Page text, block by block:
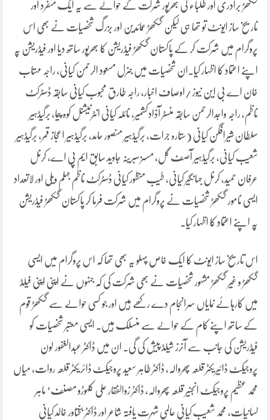
گکھڑ برادری اور طلباء کی بھرپور شرکت کے حوالے سے یہ ایک منفرد اور
تاریخ ساز ایونٹ تو تھا ہی لیکن گکھڑ عمائدین اور بزرگ شخصیات نے بھی اس
پروگرام میں شرکت کر کے پاکستان گکھڑ فیڈریشن کا بھرپور ساتھ دیا اور فیڈریشن پہ
اپنے اعتماد کا اظہار کیا۔ان شخصیات میں جنرل مسعود الرحمن کیانی، راجہ مہتاب
خان اے بی این نیوز /اوصاف اخبار، راجہ طارق محبوب کیانی سابقہ ڈسٹرکٹ
ناظم، راجہ واجدالرحمن سابقہ منسٹر آذادکشمیر، نائلہ کیانی انٹرنیشنل کوہ پیما، برگیڈہیر
سلطان شیرافگن کیانی (ستارہ جرات، برگیڈہیر منصور حامد، برگیڈہیر اعجاز قمر، برگیڈہیر
شعیب کیانی، برگیڈہیر آصف گل، مسسز سبرینہ جاوید سابق ایم پی اے، کرنل
عرفان حمید، کرنل جہانگیر کیانی، طیب منظور کیانی ڈسٹرکٹ ناظم جہلم ویلی اور لاتعداد
ایسی نامور گکھڑ شخصیات نے پروگرام میں شرکت فرما کر پاکستان گکھڑ فیڈریشن
پہ اپنے اعتماد کا اظہار کیا۔
اس تاریخ ساز ایونٹ کا ایک خاص پہلو یہ بھی تھا کہ اس پروگرام میں ایسی
گکھڑ و غیر گکھڑ مشہور شخصیات نے بھی شرکت کی کہ جنہوں نے اپنی اپنی فیلڈ
میں کارہائے نمایاں سرانجام دے رکھے ہیں اور جو کسی حوالے سے گکھڑ قوم
کے ساتھ اپنے کام کے حوالے سے منسلک ہیں۔ ایسی معتبر شخصیات کو
فیڈریشن کی جانب سے آنرز شیلڈ پیش کی گی۔ ان میں ڈاکٹر عبدالغفور لون
پروجیکٹ ڈائیریکٹر قلعہ پھروالہ، ڈاکٹر طاہر سعید پروجیکٹ ڈائریکٹر قلعہ روات، میاں
محمد عظیم پروجیکٹ انجنیر قلعہ پھروالہ، ڈاکٹر زوالفقار علی کلہوڑو مصنف‘ ماہر
لسانیات، محمد شعیب کیانی عالمی شہرت یافتہ شاعر اور ڈاکٹر بختاور خالد کیانی